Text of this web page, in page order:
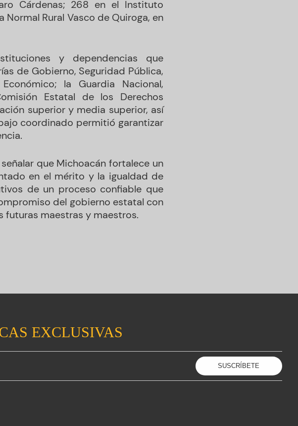
Cárdenas; 268 en el Instituto
Normal Rural Vasco de Quiroga, en
y dependencias que
de Gobierno, Seguridad Pública,
la Guardia Nacional,
Estatal de los Derechos
superior y media superior, así
coordinado permitió garantizar
que Michoacán fortalece un
en el mérito y la igualdad de
de un proceso confiable que
del gobierno estatal con
futuras maestras y maestros.
EXCLUSIVAS